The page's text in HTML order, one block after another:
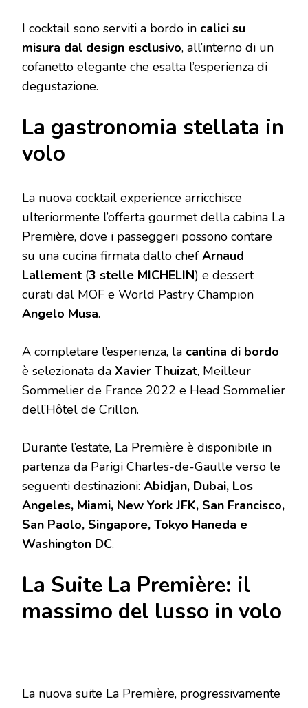
I cocktail sono serviti a bordo in calici su
misura dal design esclusivo, all’interno di un
cofanetto elegante che esalta l’esperienza di
degustazione.
La gastronomia stellata in
volo
La nuova cocktail experience arricchisce
ulteriormente l’offerta gourmet della cabina La
Première, dove i passeggeri possono contare
su una cucina firmata dallo chef Arnaud
Lallement (3 stelle MICHELIN) e dessert
curati dal MOF e World Pastry Champion
Angelo Musa.
A completare l’esperienza, la cantina di bordo
è selezionata da Xavier Thuizat, Meilleur
Sommelier de France 2022 e Head Sommelier
dell’Hôtel de Crillon.
Durante l’estate, La Première è disponibile in
partenza da Parigi Charles-de-Gaulle verso le
seguenti destinazioni: Abidjan, Dubai, Los
Angeles, Miami, New York JFK, San Francisco,
San Paolo, Singapore, Tokyo Haneda e
Washington DC.
La Suite La Première: il
massimo del lusso in volo
La nuova suite La Première, progressivamente